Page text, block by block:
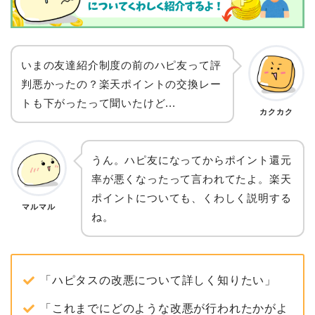
いまの友達紹介制度の前のハピ友って評
判悪かったの？楽天ポイントの交換レー
トも下がったって聞いたけど...
カクカク
マルマル
うん。ハピ友になってからポイント還元
率が悪くなったって言われてたよ。楽天
ポイントについても、くわしく説明する
ね。
「ハピタスの改悪について詳しく知りたい」
「これまでにどのような改悪が行われたかがよ